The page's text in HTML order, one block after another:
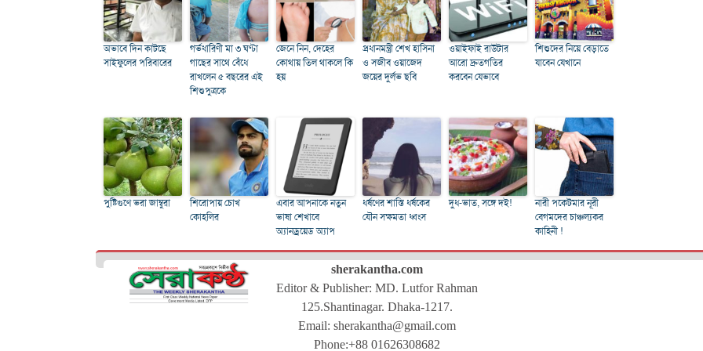
অভাবে দিন কাটছে
সাইফুলের পরিবারের
গর্ভধারিণী মা ৩ ঘণ্টা
গাছের সাথে বেঁধে
রাখলেন ৫ বছরের এই
শিশুপুত্রকে
জেনে নিন, দেহের
কোথায় তিল থাকলে কি
হয়
প্রধানমন্ত্রী শেখ হাসিনা
ও সজীব ওয়াজেদ
জয়ের দুর্লভ ছবি
ওয়াইফাই রাউটার
আরো দ্রুতগতির
করবেন যেভাবে
শিশুদের নিয়ে বেড়াতে
যাবেন যেখানে
পুষ্টিগুণে ভরা জাম্বুরা
শিরোপায় চোখ
কোহলির
এবার আপনাকে নতুন
ভাষা শেখাবে
অ্যানড্রয়েড অ্যাপ
ধর্ষণের শাস্তি ধর্ষকের
যৌন সক্ষমতা ধ্বংস
দুধ-ভাত, সঙ্গে দই!
নারী পকেটমার নূরী
বেগমদের চাঞ্চল্যকর
কাহিনী !
sherakantha.com
Editor & Publisher: MD. Lutfor Rahman
125.Shantinagar. Dhaka-1217.
Email: sherakantha@gmail.com
Phone:+88 01626308682